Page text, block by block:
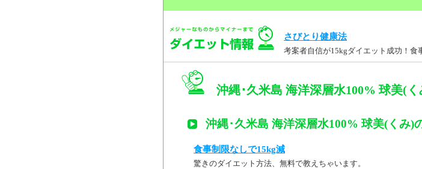
さびとり健康法
考案者自信が15kgダイエット成功！食
沖縄･久米島 海洋深層水100% 球美(
沖縄･久米島 海洋深層水100% 球美(くみ)
食事制限なしで15kg減
驚きのダイエット方法、無料で教えちゃいます。